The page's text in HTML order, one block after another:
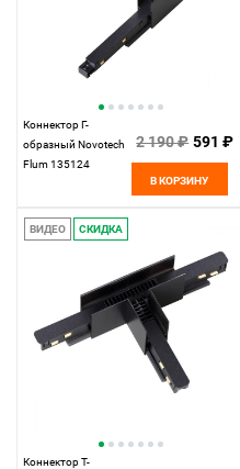
Коннектор Г-
образный Novotech
Flum 135124
2 190 ₽ 591 ₽
В КОРЗИНУ
ВИДЕО СКИДКА
Коннектор T-